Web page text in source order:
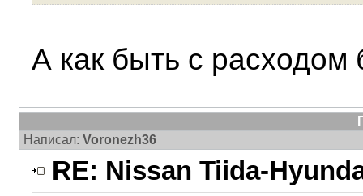
А как быть с расходом
Написал: Voronezh36
RE: Nissan Tiida-